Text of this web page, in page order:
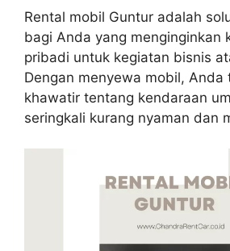
Rental mobil Guntur adalah
bagi Anda yang menginginkan
pribadi untuk kegiatan bisnis
Dengan menyewa mobil, Anda
khawatir tentang kendaraan
seringkali kurang nyaman dan